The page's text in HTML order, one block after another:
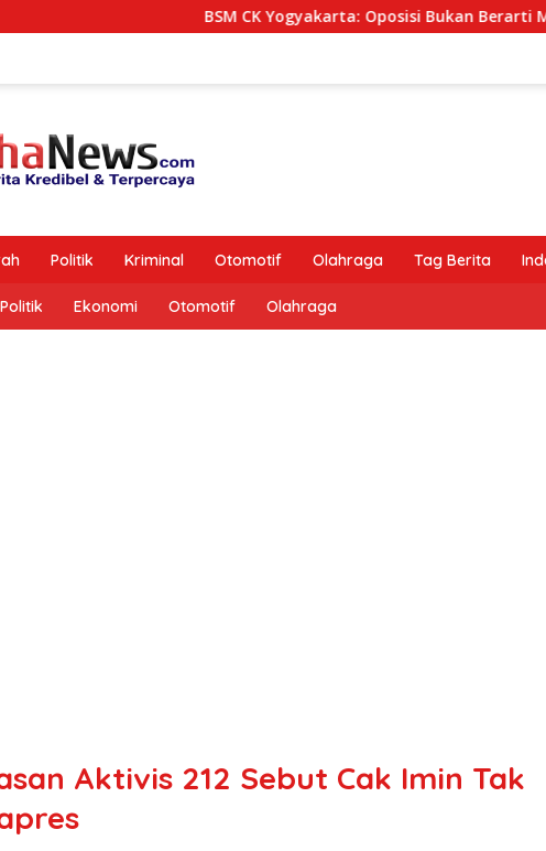
BSM CK Yogyakarta: Oposisi Bukan Berarti Menolak Semua
Politik Kriminal Otomotif Olahraga Tag Berita
Politik Ekonomi Otomotif Olahraga
Aktivis 212 Sebut Cak Imin Tak